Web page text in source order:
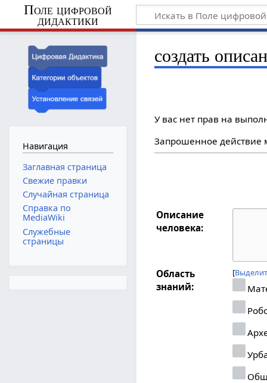
Поле цифровой
дидактики
создать
У вас нет прав на
Запрошенное действие
Описание
человека:
Область
знаний:
Навигация
Заглавная страница
Свежие правки
Случайная страница
Справка по
MediaWiki
Служебные
страницы